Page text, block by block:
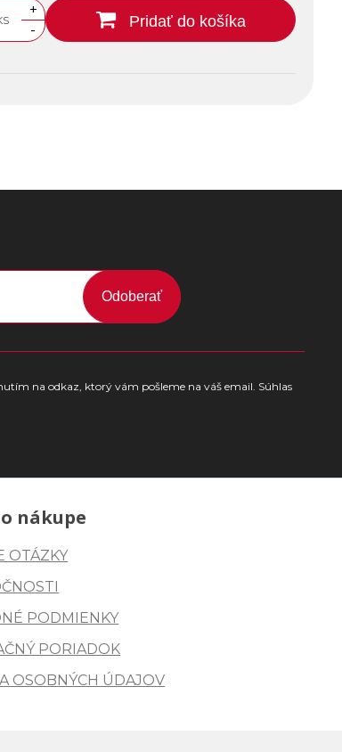
+
-
Pridať do košíka
Odoberať
na odkaz, ktorý vám pošleme na váš email. Súhlas
nákupe
OTÁZKY
PODMIENKY
PORIADOK
OSOBNÝCH ÚDAJOV